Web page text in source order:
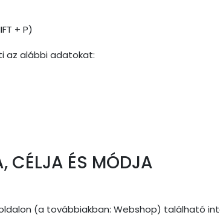
+ P)
az alábbi adatokat:
CÉLJA ÉS MÓDJA
(a továbbiakban: Webshop) található